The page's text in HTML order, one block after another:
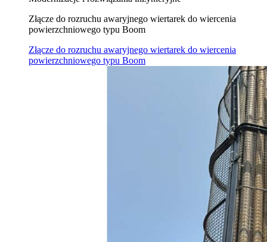
Złącze do rozruchu awaryjnego wiertarek do wiercenia
powierzchniowego typu Boom
Złącze do rozruchu awaryjnego wiertarek do wiercenia
powierzchniowego typu Boom